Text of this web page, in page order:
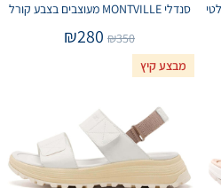
סנדלי MONTVILLE מעוצבים בצבע קורל
₪350
₪280
מבצע קיץ